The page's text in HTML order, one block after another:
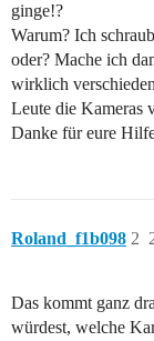
ginge!?
Warum? Ich
oder? Mache ich
wirklich
Leute die Kameras
Danke für eure
Roland_f1b098 2
Das kommt ganz
würdest, welche